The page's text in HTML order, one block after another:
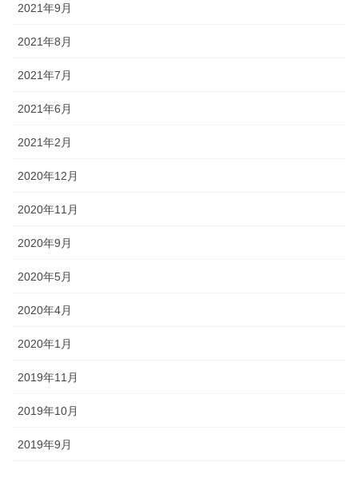
2021年9月
2021年8月
2021年7月
2021年6月
2021年2月
2020年12月
2020年11月
2020年9月
2020年5月
2020年4月
2020年1月
2019年11月
2019年10月
2019年9月